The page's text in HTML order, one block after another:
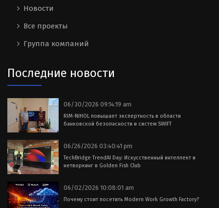
Новости
Все проекты
Группа компаний
Последние новости
06/30/2026 09:14:19 am
RIM-NIHOL повышает экспертность в области
банковской безопасности и систем SWIFT
06/26/2026 03:40:41 pm
TechBridge TrendAI Day: Искусственный интеллект и
нетворкинг в Golden Fish Club
06/02/2026 10:08:01 am
Почему стоит посетить Modern Work Growth Factory?